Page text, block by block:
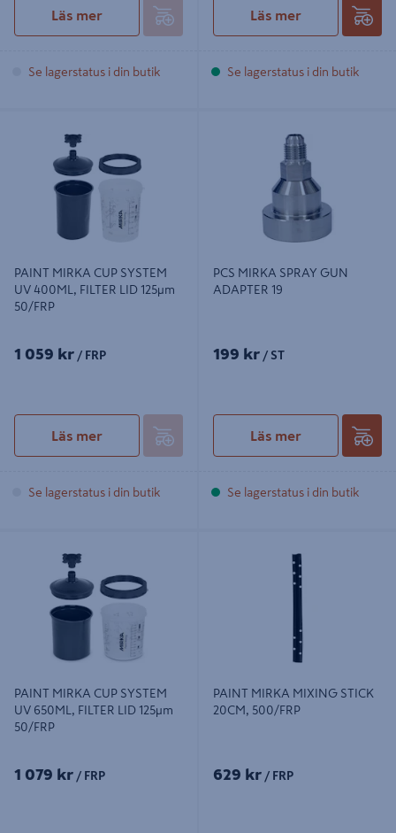
Läs mer
Se lagerstatus i din butik
Läs mer
Se lagerstatus i din butik
400ML, FILTER LID 125µm 50/FRP
PAINT MIRKA CUP SYSTEM
UV 400ML, FILTER LID 125µm
50/FRP
1 059 kr / FRP
Läs mer
Se lagerstatus i din butik
PCS MIRKA SPRAY GUN
ADAPTER 19
199 kr / ST
Läs mer
Se lagerstatus i din butik
650ML, FILTER LID 125µm 50/FRP
PAINT MIRKA CUP SYSTEM
UV 650ML, FILTER LID 125µm
50/FRP
1 079 kr / FRP
PAINT MIRKA MIXING STICK
20CM, 500/FRP
629 kr / FRP